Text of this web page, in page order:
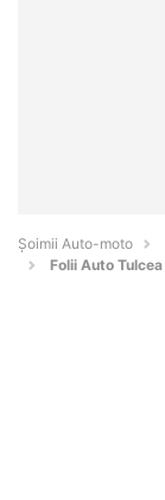
Șoimii Auto-moto
Folii Auto Tulcea